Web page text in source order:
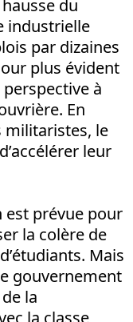
du
industrielle
par dizaines
plus évident
à
En
militaristes, le
leur
est prévue pour
la colère de
Mais
gouvernement
la
la classe